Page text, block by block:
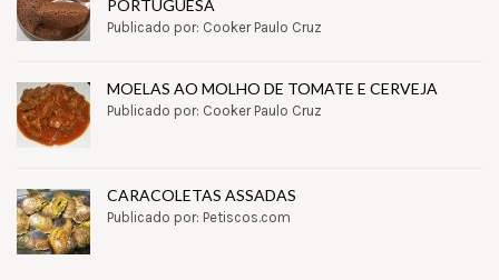
PORTUGUESA
Publicado por: Cooker Paulo Cruz
MOELAS AO MOLHO DE TOMATE E CERVEJA
Publicado por: Cooker Paulo Cruz
CARACOLETAS ASSADAS
Publicado por: Petiscos.com